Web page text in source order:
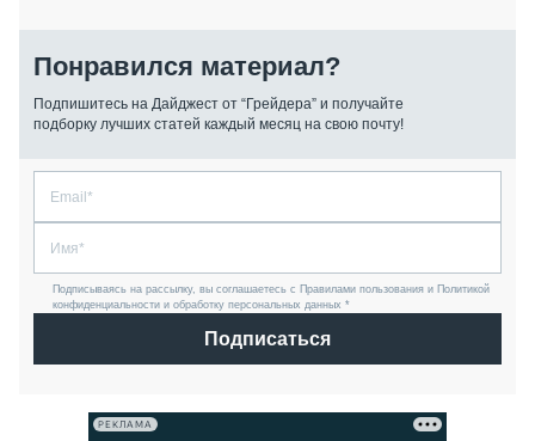
Понравился материал?
Подпишитесь на Дайджест от “Грейдера” и получайте
подборку лучших статей каждый месяц на свою почту!
Подписываясь на рассылку, вы соглашаетесь с Правилами пользования и Политикой
конфиденциальности и обработку персональных данных *
Подписаться
РЕКЛАМА